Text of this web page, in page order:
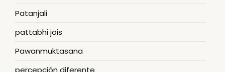
Patanjali
pattabhi jois
Pawanmuktasana
percepción diferente